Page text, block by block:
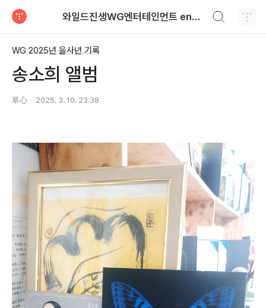
와일드진생WG엔터테인먼트 entertainment
WG 2025년 을사년 기록
송소희 앨범
草心 2025. 3. 10. 23:38